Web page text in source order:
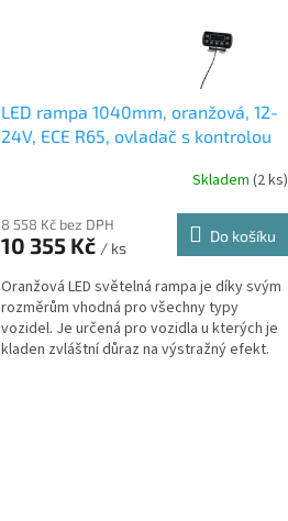
LED rampa 1040mm, oranžová, 12-
24V, ECE R65, ovladač s kontrolou
Skladem (2 ks)
8 558 Kč bez DPH
10 355 Kč / ks
Do košíku
Oranžová LED světelná rampa je díky svým
rozměrům vhodná pro všechny typy
vozidel. Je určená pro vozidla u kterých je
kladen zvláštní důraz na výstražný efekt.